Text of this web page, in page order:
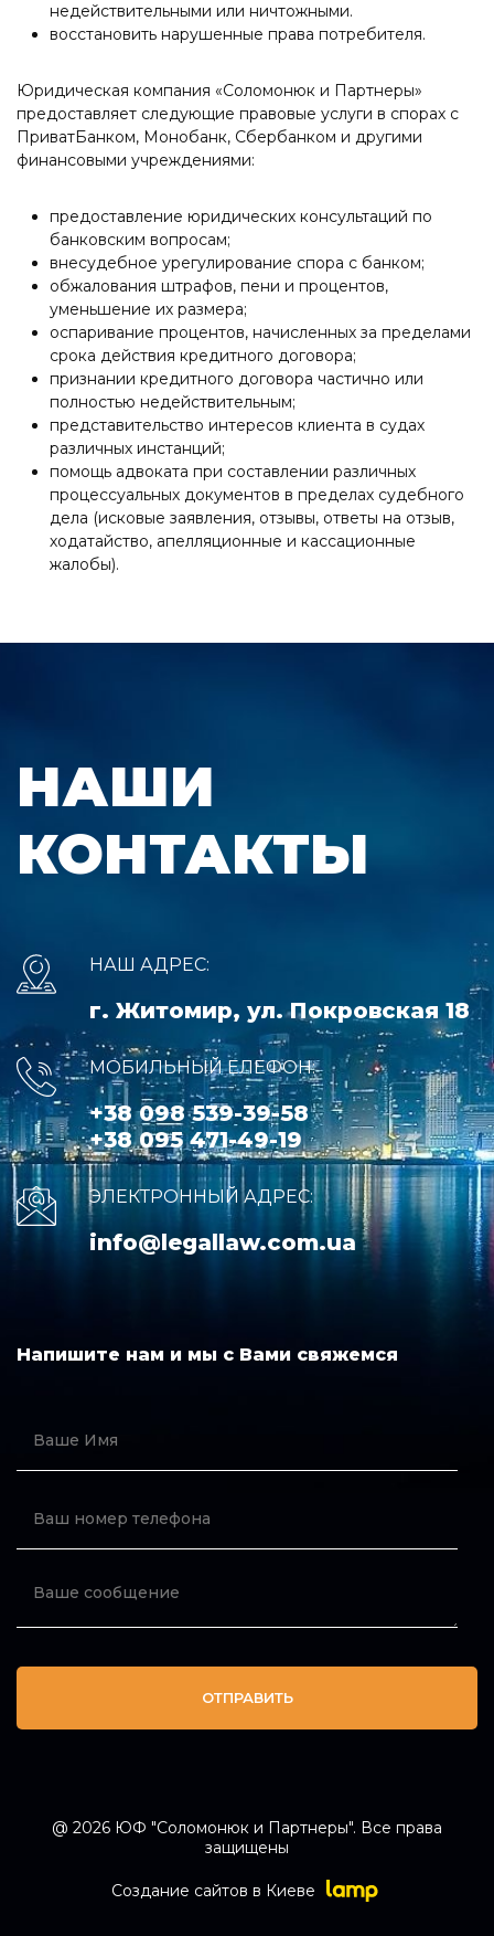
недействительными или ничтожными.
восстановить нарушенные права потребителя.
Юридическая компания «Соломонюк и Партнеры»
предоставляет следующие правовые услуги в спорах с
ПриватБанком, Монобанк, Сбербанком и другими
финансовыми учреждениями:
предоставление юридических консультаций по
банковским вопросам;
внесудебное урегулирование спора с банком;
обжалования штрафов, пени и процентов,
уменьшение их размера;
оспаривание процентов, начисленных за пределами
срока действия кредитного договора;
признании кредитного договора частично или
полностью недействительным;
представительство интересов клиента в судах
различных инстанций;
помощь адвоката при составлении различных
процессуальных документов в пределах судебного
дела (исковые заявления, отзывы, ответы на отзыв,
ходатайство, апелляционные и кассационные
жалобы).
НАШИ
КОНТАКТЫ
НАШ АДРЕС:
г. Житомир, ул. Покровская 18
МОБИЛЬНЫЙ ЕЛЕФОН:
+38 098 539-39-58
+38 095 471-49-19
ЭЛЕКТРОННЫЙ АДРЕС:
info@legallaw.com.ua
Напишите нам и мы с Вами свяжемся
ОТПРАВИТЬ
@ 2026 ЮФ "Соломонюк и Партнеры". Все права
защищены
Создание сайтов в Киеве